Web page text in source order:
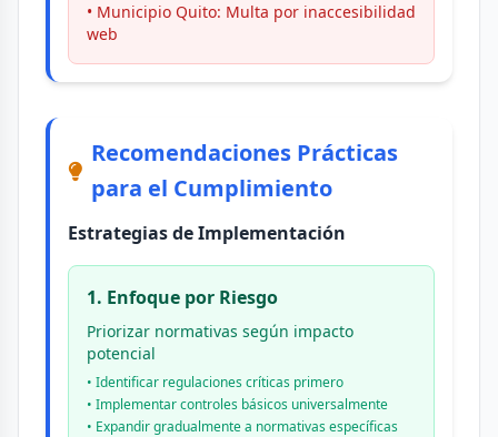
• Municipio Quito: Multa por inaccesibilidad
web
Recomendaciones Prácticas
para el Cumplimiento
Estrategias de Implementación
1. Enfoque por Riesgo
Priorizar normativas según impacto
potencial
• Identificar regulaciones críticas primero
• Implementar controles básicos universalmente
• Expandir gradualmente a normativas específicas